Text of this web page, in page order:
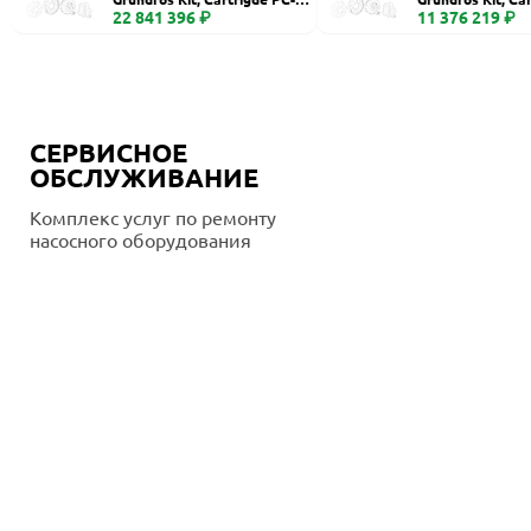
400
22 841 396 ₽
260, Ceramic
11 376 219 ₽
СЕРВИСНОЕ
ОБСЛУЖИВАНИЕ
Комплекс услуг по ремонту
насосного оборудования